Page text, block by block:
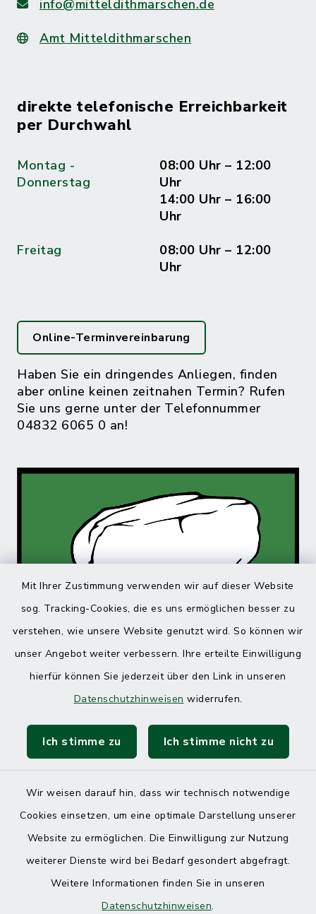
Mit Ihrer Zustimmung verwenden wir auf dieser Website
sog. Tracking-Cookies, die es uns ermöglichen besser zu
verstehen, wie unsere Website genutzt wird. So können wir
unser Angebot weiter verbessern. Ihre erteilte Einwilligung
hierfür können Sie jederzeit über den Link in unseren
Datenschutzhinweisen widerrufen.
Ich stimme zu Ich stimme nicht zu
Wir weisen darauf hin, dass wir technisch notwendige
Cookies einsetzen, um eine optimale Darstellung unserer
Website zu ermöglichen. Die Einwilligung zur Nutzung
weiterer Dienste wird bei Bedarf gesondert abgefragt.
Weitere Informationen finden Sie in unseren
Datenschutzhinweisen.
info@mitteldithmarschen.de
Amt Mitteldithmarschen
direkte telefonische Erreichbarkeit
per Durchwahl
Montag -
Donnerstag
08:00 Uhr – 12:00
Uhr
14:00 Uhr – 16:00
Uhr
Freitag
08:00 Uhr – 12:00
Uhr
Online-Terminvereinbarung
Haben Sie ein dringendes Anliegen, finden
aber online keinen zeitnahen Termin? Rufen
Sie uns gerne unter der Telefonnummer
04832 6065 0 an!
Barrierefreiheit